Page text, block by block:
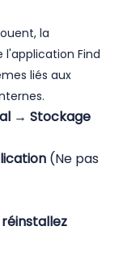
la
l'application Find
liés aux
→ Stockage
(Ne pas
réinstallez